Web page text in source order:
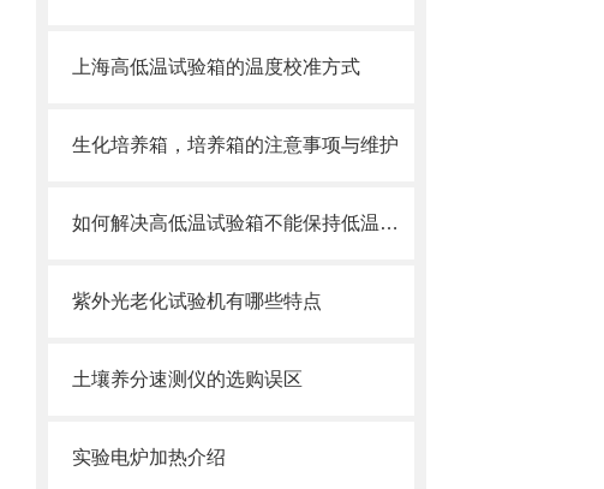
上海高低温试验箱的温度校准方式
生化培养箱，培养箱的注意事项与维护
如何解决高低温试验箱不能保持低温的现象
紫外光老化试验机有哪些特点
土壤养分速测仪的选购误区
实验电炉加热介绍